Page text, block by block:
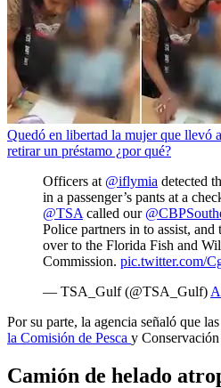
Quedó en libertad la mujer que llevó
retirar un préstamo ¿por qué?
Officers at @iflymia detected
in a passenger’s pants at a
@TSA called our
Police partners in to assist, and
over to the Florida Fish and
Commission. pic.twitter.com/
— TSA_Gulf (@TSA_Gulf)
Por su parte, la agencia señaló que
la Comisión de Pesca y
Camión de helado